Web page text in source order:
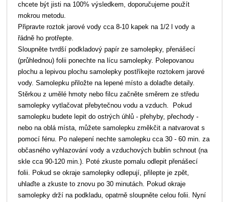
chcete být jisti na 100% výsledkem, doporučujeme použít
mokrou metodu.
Připravte roztok jarové vody cca 8-10 kapek na 1/2 l vody a
řádně ho protřepte.
Sloupněte tvrdší podkladový papír ze samolepky, přenášecí
(průhlednou) folii ponechte na lícu samolepky. Polepovanou
plochu a lepivou plochu samolepky postříkejte roztokem jarové
vody. Samolepku přiložte na lepené místo a dolaďte detaily.
Stěrkou z umělé hmoty nebo filcu začněte směrem ze středu
samolepky vytlačovat přebytečnou vodu a vzduch. Pokud
samolepku budete lepit do ostrých úhlů - přehyby, přechody -
nebo na oblá místa, můžete samolepku změkčit a natvarovat s
pomocí fénu. Po nalepení nechte samolepku cca 30 - 60 min. za
občasného vyhlazování vody a vzduchových bublin schnout (na
skle cca 90-120 min.). Poté zkuste pomalu odlepit přenášecí
folii. Pokud se okraje samolepky odlepují, přilepte je zpět,
uhlaďte a zkuste to znovu po 30 minutách. Pokud okraje
samolepky drží na podkladu, opatrně sloupněte celou folii. Nyní